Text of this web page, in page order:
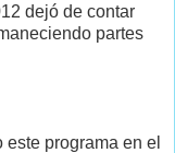
dejó de contar
partes
programa en el